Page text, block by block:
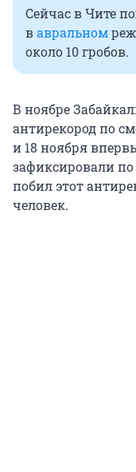
Сейчас в Чите
вавральном
около 10 гробов.
В ноябре
антирекород по
и 18 ноября
зафиксировали по
побил этот
человек.